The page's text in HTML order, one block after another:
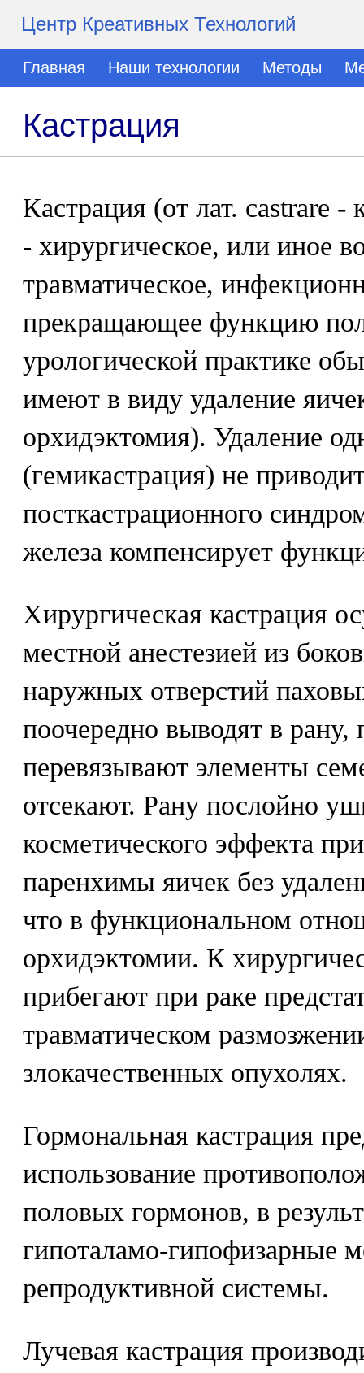
Центр Креативных Технологий
Главная Наши технологии Методы
Кастрация
Кастрация (от лат. castrare -
- хирургическое, или иное
травматическое,
прекращающее функцию
урологической практике
имеют в виду удаление
орхидэктомия). Удаление
(гемикастрация) не
посткастрационного
железа компенсирует
Хирургическая кастрация
местной анестезией из
наружных отверстий
поочередно выводят в рану,
перевязывают элементы
отсекают. Рану послойно
косметического эффекта
паренхимы яичек без
что в функциональном
орхидэктомии. К
прибегают при раке
травматическом
злокачественных опухолях.
Гормональная кастрация
использование
половых гормонов, в
гипоталамо-гипофизарные
репродуктивной системы.
Лучевая кастрация